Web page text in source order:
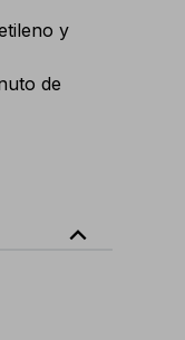
y
de
expand_less